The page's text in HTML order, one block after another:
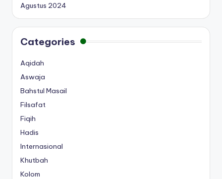
Agustus 2024
Categories
Aqidah
Aswaja
Bahstul Masail
Filsafat
Fiqih
Hadis
Internasional
Khutbah
Kolom